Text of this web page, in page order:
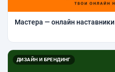
Мастера — онлайн наставники
ДИЗАЙН И БРЕНДИНГ